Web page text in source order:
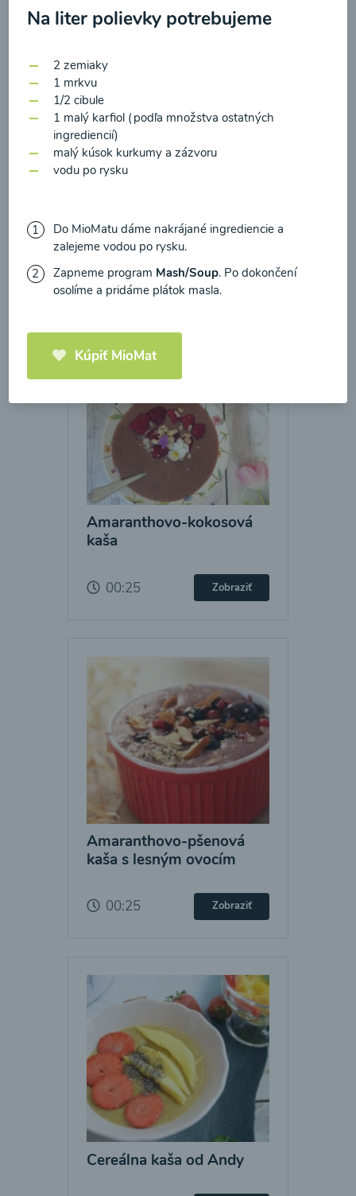
Brokolicové cappuccino
00:25 Zobraziť
Kaše
Amaranthovo-kokosová
kaša
00:25 Zobraziť
Amaranthovo-pšenová
kaša s lesným ovocím
00:25 Zobraziť
Cereálna kaša od Andy
Na liter polievky potrebujeme
2 zemiaky
1 mrkvu
1/2 cibule
1 malý karfiol (podľa množstva ostatných
ingrediencií)
malý kúsok kurkumy a zázvoru
vodu po rysku
Do MioMatu dáme nakrájané ingrediencie a
zalejeme vodou po rysku.
Zapneme program Mash/Soup. Po dokončení
osolíme a pridáme plátok masla.
Kúpiť MioMat
prečítal(a)informácie o Ochrane osobných